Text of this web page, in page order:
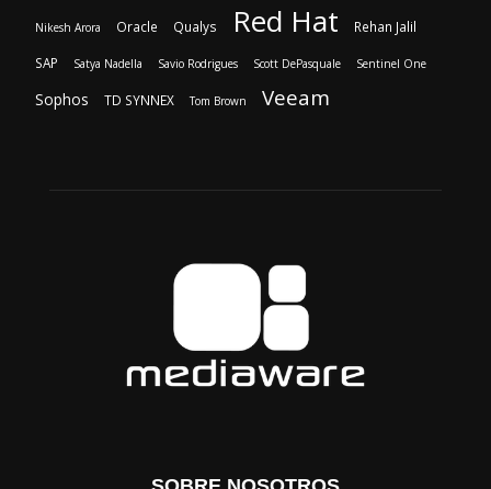
Nikesh Arora Oracle Qualys Red Hat Rehan Jalil
SAP Satya Nadella Savio Rodrigues Scott DePasquale Sentinel One
Sophos TD SYNNEX Tom Brown Veeam